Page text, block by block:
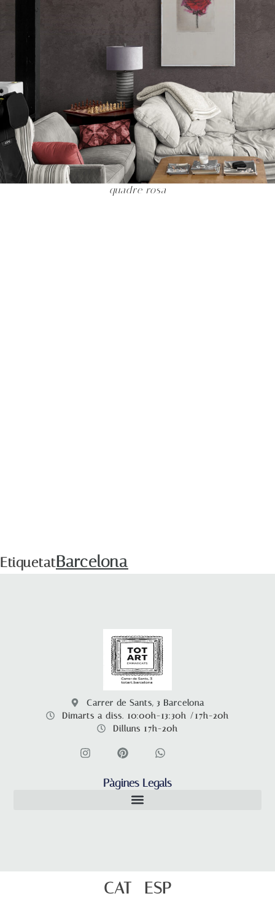
quadre rosa
EtiquetatBarcelona
Carrer de Sants, 3 Barcelona
Dimarts a diss. 10:00h-13:30h /17h-20h
Dilluns 17h-20h
Pàgines Legals
CAT ESP